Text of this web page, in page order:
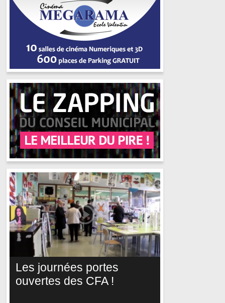
Les journées portes
ouvertes des CFA !